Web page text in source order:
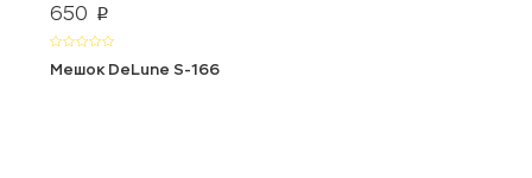
650 p
Мешок DeLune S-166